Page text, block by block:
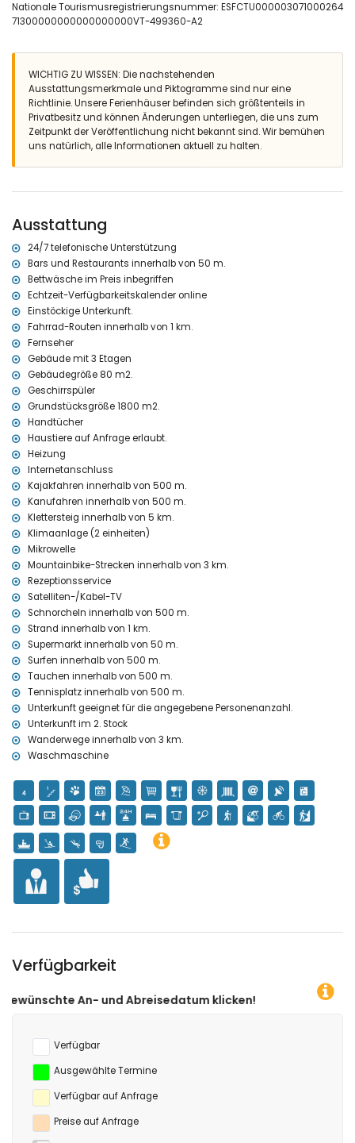
Außenbereich des Apartments
außenliegender Sitzbereich
Weitere Informationen
nächste Stadt: Xàbia (innerhalb von 2 Kilometern vom Apartment)
nächster Fluss oder Ufer: Mediterráneo, Xàbia (innerhalb von 1000
Metern vom Apartment)
nächster Strand: El Arenal, Xàbia (innerhalb von 1000 Metern vom
Apartment)
Apartment)
Apartment)
nächster Flughafen: Alicante (innerhalb von 100 Kilometern vom
Apartment)
zweitnächster Flughafen: Valencia (> 100 Kilometer)
bitte erkundigen Sie sich, ob Haustiere erlaubt sind
Die Unterkunft eignet sich sehr gut für Familien mit Kindern
Ausstattung und Dienstleistungen, die im Mietpreis des
Apartments enthalten sind
Internet (WiFi)
Staubsauger und Bügeleisen mit Bügelbrett
Bettwäsche und Handtücher
Rezeptionsservice und 24-Stunden-Notfallservice
Heizung und Klimaanlage
Ausstattung und Dienstleistungen gegen Aufpreis
zusätzliches Bett und Kinderbett (auf Anfrage)
Unterhaltung und Freizeitaktivitäten für Ihren Urlaub in Xàbia,
Costa Blanca
Diskothek, Bar, Promenade (El Arenal und Xàbia) (innerhalb von 500
Metern vom Haus)
Kino (innerhalb von 5 Kilometern vom Haus)
Sehenswürdigkeiten und Kultur in Xàbia, Costa Blanca
Museum (Histórico de Xàbia, Xàbia), Kirche (San Bartolomé, Pueblo,
Xàbia), Ruine (Molinos de Viento, Xàbia), Denkmal (Pueblo de Xàbia,
historischer Ort (Pueblo de Xàbia und Xàbia) (innerhalb von 5
Kilometern von der Unterkunft)
Burg (Portal de la Vila und Denia) (innerhalb von 25 Kilometern von
der Unterkunft)
Sport
Tennis, Radfahren, Kanufahren, Kajakfahren, Tauchen, Schnorcheln
und Surfen (innerhalb von 1000 Metern vom Apartment)
Wandern, Mountainbiken und Klettern (innerhalb von 5 Kilometern
Golf (Club de Golf Xàbia) und Reiten (innerhalb von 10 Kilometern
vom Apartment)
Nationale Tourismusregistrierungsnummer: ESFCTU000003071000264
71300000000000000000VT-499360-A2
WICHTIG ZU WISSEN: Die nachstehenden
Ausstattungsmerkmale und Piktogramme sind nur eine
Richtlinie. Unsere Ferienhäuser befinden sich größtenteils in
Privatbesitz und können Änderungen unterliegen, die uns zum
Zeitpunkt der Veröffentlichung nicht bekannt sind. Wir bemühen
uns natürlich, alle Informationen aktuell zu halten.
Ausstattung
24/7 telefonische Unterstützung
Bars und Restaurants innerhalb von 50 m.
Bettwäsche im Preis inbegriffen
Echtzeit-Verfügbarkeitskalender online
Einstöckige Unterkunft.
Fahrrad-Routen innerhalb von 1 km.
Fernseher
Gebäude mit 3 Etagen
Gebäudegröße 80 m2.
Geschirrspüler
Grundstücksgröße 1800 m2.
Handtücher
Haustiere auf Anfrage erlaubt.
Heizung
Internetanschluss
Kajakfahren innerhalb von 500 m.
Kanufahren innerhalb von 500 m.
Klettersteig innerhalb von 5 km.
Klimaanlage (2 einheiten)
Mikrowelle
Mountainbike-Strecken innerhalb von 3 km.
Rezeptionsservice
Satelliten-/Kabel-TV
Schnorcheln innerhalb von 500 m.
Strand innerhalb von 1 km.
Supermarkt innerhalb von 50 m.
Surfen innerhalb von 500 m.
Tauchen innerhalb von 500 m.
Tennisplatz innerhalb von 500 m.
Unterkunft geeignet für die angegebene Personenanzahl.
Unterkunft im 2. Stock
Wanderwege innerhalb von 3 km.
Waschmaschine
Verfügbarkeit
Abreisedatum klicken!
Verfügbar
Ausgewählte Termine
Verfügbar auf Anfrage
Preise auf Anfrage